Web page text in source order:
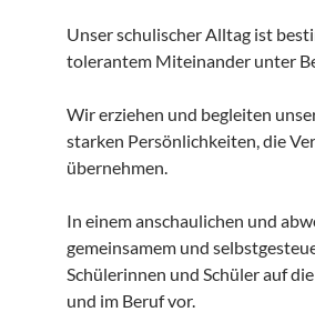
Unser schulischer Alltag ist
tolerantem Miteinander unter
Wir erziehen und begleiten
starken Persönlichkeiten, die
übernehmen.
In einem anschaulichen und
gemeinsamem und
Schülerinnen und Schüler auf
und im Beruf vor.